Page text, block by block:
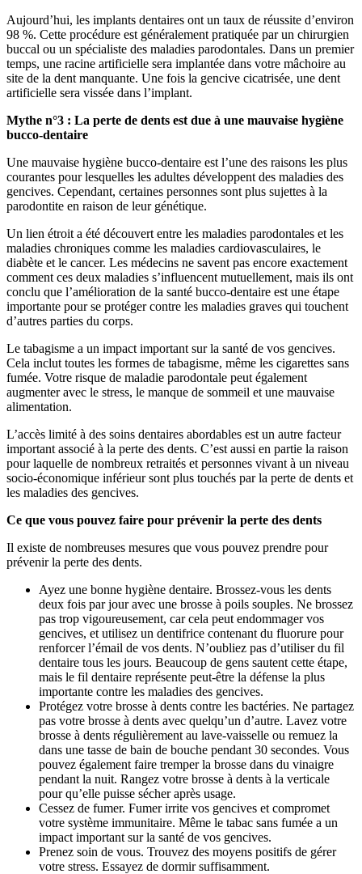
Aujourd’hui, les implants dentaires ont un taux de réussite d’environ
98 %. Cette procédure est généralement pratiquée par un chirurgien
buccal ou un spécialiste des maladies parodontales. Dans un premier
temps, une racine artificielle sera implantée dans votre mâchoire au
site de la dent manquante. Une fois la gencive cicatrisée, une dent
artificielle sera vissée dans l’implant.
Mythe n°3 : La perte de dents est due à une mauvaise hygiène
bucco-dentaire
Une mauvaise hygiène bucco-dentaire est l’une des raisons les plus
courantes pour lesquelles les adultes développent des maladies des
gencives. Cependant, certaines personnes sont plus sujettes à la
parodontite en raison de leur génétique.
Un lien étroit a été découvert entre les maladies parodontales et les
maladies chroniques comme les maladies cardiovasculaires, le
diabète et le cancer. Les médecins ne savent pas encore exactement
comment ces deux maladies s’influencent mutuellement, mais ils ont
conclu que l’amélioration de la santé bucco-dentaire est une étape
importante pour se protéger contre les maladies graves qui touchent
d’autres parties du corps.
Le tabagisme a un impact important sur la santé de vos gencives.
Cela inclut toutes les formes de tabagisme, même les cigarettes sans
fumée. Votre risque de maladie parodontale peut également
augmenter avec le stress, le manque de sommeil et une mauvaise
alimentation.
L’accès limité à des soins dentaires abordables est un autre facteur
important associé à la perte des dents. C’est aussi en partie la raison
pour laquelle de nombreux retraités et personnes vivant à un niveau
socio-économique inférieur sont plus touchés par la perte de dents et
les maladies des gencives.
Ce que vous pouvez faire pour prévenir la perte des dents
Il existe de nombreuses mesures que vous pouvez prendre pour
prévenir la perte des dents.
Ayez une bonne hygiène dentaire. Brossez-vous les dents
deux fois par jour avec une brosse à poils souples. Ne brossez
pas trop vigoureusement, car cela peut endommager vos
gencives, et utilisez un dentifrice contenant du fluorure pour
renforcer l’émail de vos dents. N’oubliez pas d’utiliser du fil
dentaire tous les jours. Beaucoup de gens sautent cette étape,
mais le fil dentaire représente peut-être la défense la plus
importante contre les maladies des gencives.
Protégez votre brosse à dents contre les bactéries. Ne partagez
pas votre brosse à dents avec quelqu’un d’autre. Lavez votre
brosse à dents régulièrement au lave-vaisselle ou remuez la
dans une tasse de bain de bouche pendant 30 secondes. Vous
pouvez également faire tremper la brosse dans du vinaigre
pendant la nuit. Rangez votre brosse à dents à la verticale
pour qu’elle puisse sécher après usage.
Cessez de fumer. Fumer irrite vos gencives et compromet
votre système immunitaire. Même le tabac sans fumée a un
impact important sur la santé de vos gencives.
Prenez soin de vous. Trouvez des moyens positifs de gérer
votre stress. Essayez de dormir suffisamment.